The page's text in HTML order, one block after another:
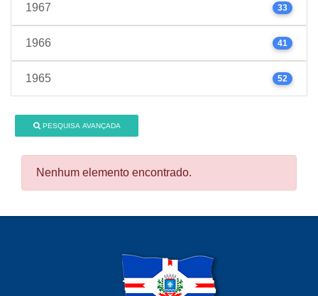
1967 33
1966 41
1965 52
PESQUISA AVANÇADA
Nenhum elemento encontrado.